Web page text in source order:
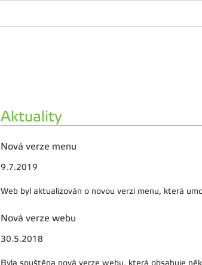
Aktuality
Nová verze menu
9.7.2019
Web byl aktualizován o novou verzi menu, která
Nová verze webu
30.5.2018
Byla spuštěna nová verze webu, která obsahuje